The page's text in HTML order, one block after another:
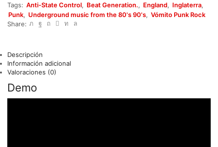
Tags: Anti-State Control, Beat Generation., England, Inglaterra,
Punk, Underground music from the 80's 90's, Vómito Punk Rock
Share:
Descripción
Información adicional
Valoraciones (0)
Demo